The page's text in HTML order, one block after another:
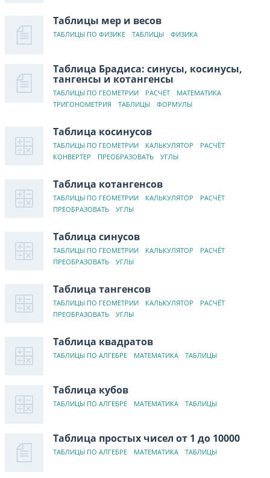
Таблицы мер и весов
ТАБЛИЦЫ ПО ФИЗИКЕ ТАБЛИЦЫ ФИЗИКА
Таблица Брадиса: синусы, косинусы,
тангенсы и котангенсы
ТАБЛИЦЫ ПО ГЕОМЕТРИИ РАСЧЁТ
МАТЕМАТИКА
ТРИГОНОМЕТРИЯ
ТАБЛИЦЫ ФОРМУЛЫ
Таблица косинусов
ТАБЛИЦЫ ПО ГЕОМЕТРИИ КАЛЬКУЛЯТОР
РАСЧЁТ
КОНВЕРТЕР
ПРЕОБРАЗОВАТЬ УГЛЫ
Таблица котангенсов
ТАБЛИЦЫ ПО ГЕОМЕТРИИ КАЛЬКУЛЯТОР
РАСЧЁТ
ПРЕОБРАЗОВАТЬ
УГЛЫ
Таблица синусов
ТАБЛИЦЫ ПО ГЕОМЕТРИИ КАЛЬКУЛЯТОР
РАСЧЁТ
ПРЕОБРАЗОВАТЬ
УГЛЫ
Таблица тангенсов
ТАБЛИЦЫ ПО ГЕОМЕТРИИ КАЛЬКУЛЯТОР
РАСЧЁТ
ПРЕОБРАЗОВАТЬ
УГЛЫ
Таблица квадратов
ТАБЛИЦЫ ПО АЛГЕБРЕ МАТЕМАТИКА ТАБЛИЦЫ
Таблица кубов
ТАБЛИЦЫ ПО АЛГЕБРЕ МАТЕМАТИКА ТАБЛИЦЫ
Таблица простых чисел от 1 до 10000
ТАБЛИЦЫ ПО АЛГЕБРЕ МАТЕМАТИКА ТАБЛИЦЫ